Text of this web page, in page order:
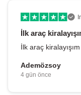
İlk araç
İlk araç
Ademözsoy
4 gün önce